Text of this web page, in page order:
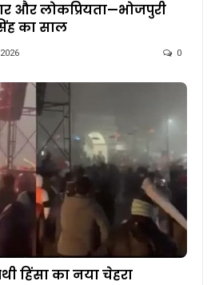
और लोकप्रियता—भोजपुरी
का साल
0
हिंसा का नया चेहरा